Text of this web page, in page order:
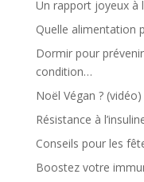
Un rapport joyeux à
Quelle alimentation
Dormir pour
condition…
Noël Végan ? (vidéo)
Résistance à
Conseils pour les
Boostez votre